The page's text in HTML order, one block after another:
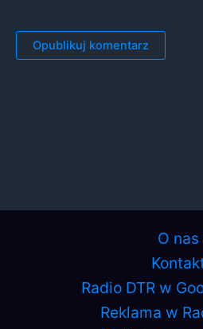
O nas
Radio DTR w
Reklama w